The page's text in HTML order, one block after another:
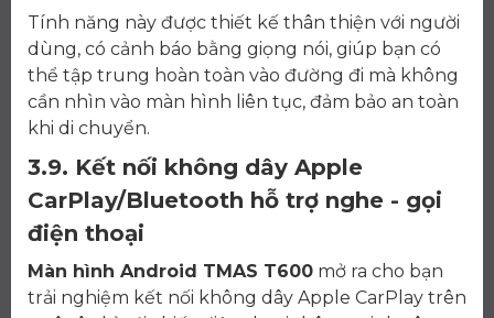
Tính năng này được thiết kế thân thiện với người
dùng, có cảnh báo bằng giọng nói, giúp bạn có
thể tập trung hoàn toàn vào đường đi mà không
cần nhìn vào màn hình liên tục, đảm bảo an toàn
khi di chuyển.
3.9. Kết nối không dây Apple
CarPlay/Bluetooth hỗ trợ nghe - gọi
điện thoại
Màn hình Android TMAS T600 mở ra cho bạn
trải nghiệm kết nối không dây Apple CarPlay trên